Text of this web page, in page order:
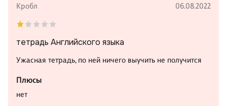
Кробл 06.08.2022
тетрадь Английского языка
Ужасная тетрадь, по ней ничего выучить не получится
Плюсы
нет